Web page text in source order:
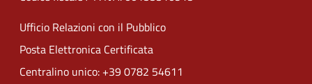
Ufficio Relazioni con il Pubblico
Posta Elettronica Certificata
Centralino unico: +39 0782 54611